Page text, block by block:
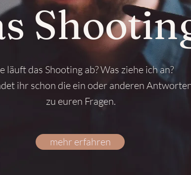
läuft das Shooting ab? Was ziehe ich an?
ihr schon die ein oder anderen
zu euren Fragen.
mehr erfahren